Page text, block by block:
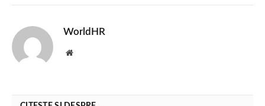
WorldHR
Website